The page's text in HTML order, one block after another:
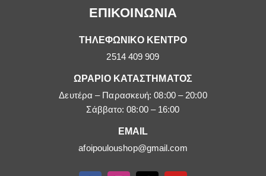
ΕΠΙΚΟΙΝΩΝΙΑ
ΤΗΛΕΦΩΝΙΚΟ ΚΕΝΤΡΟ
2514 409 909
ΩΡΑΡΙΟ ΚΑΤΑΣΤΗΜΑΤΟΣ
Δευτέρα – Παρασκευή: 08:00 – 20:00
Σάββατο: 08:00 – 16:00
EMAIL
afoipouloushop@gmail.com